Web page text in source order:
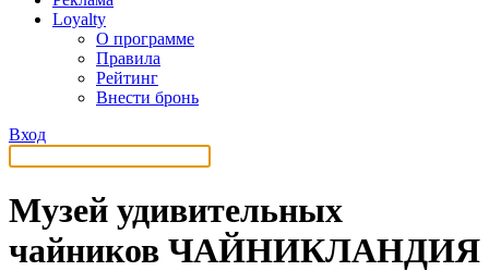
Loyalty
О программе
Правила
Рейтинг
Внести бронь
Вход
Музей удивительных
чайников ЧАЙНИКЛАНДИЯ